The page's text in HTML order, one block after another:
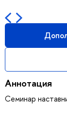
Аннотация
Семинар